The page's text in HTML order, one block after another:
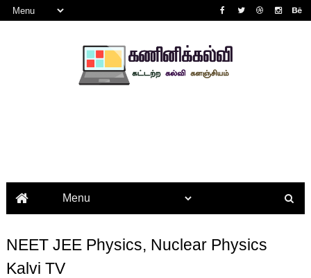
NEET JEE Physics, Nuclear Physics
Kalvi TV